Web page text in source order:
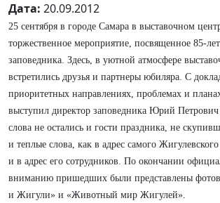
Дата: 20.09.2012
25 сентября в городе Самара в выставочном
торжественное мероприятие, посвященное 85-
заповедника. Здесь, в уютной атмосфере
встретились друзья и партнеры юбиляра. С
приоритетных направлениях, проблемах и
выступил директор заповедника Юрий Петрович
слова не остались и гости праздника, не
и теплые слова, как в адрес самого
и в адрес его сотрудников. По окончании
вниманию пришедших были представлены
и Жигули» и «Животный мир Жигулей».